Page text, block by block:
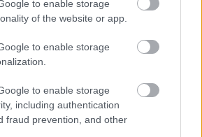
to enable storage
of the website or app.
to enable storage
to enable storage
including authentication
fraud prevention, and other
nagy részében vagy fekszünk,
hiszi, térképezze fel magának
valójában nem áll vagy jár,
vagy más ülőalkalmatosságon
el. Éppen emiatt kényelmünk
azzal a ténnyel, hogy